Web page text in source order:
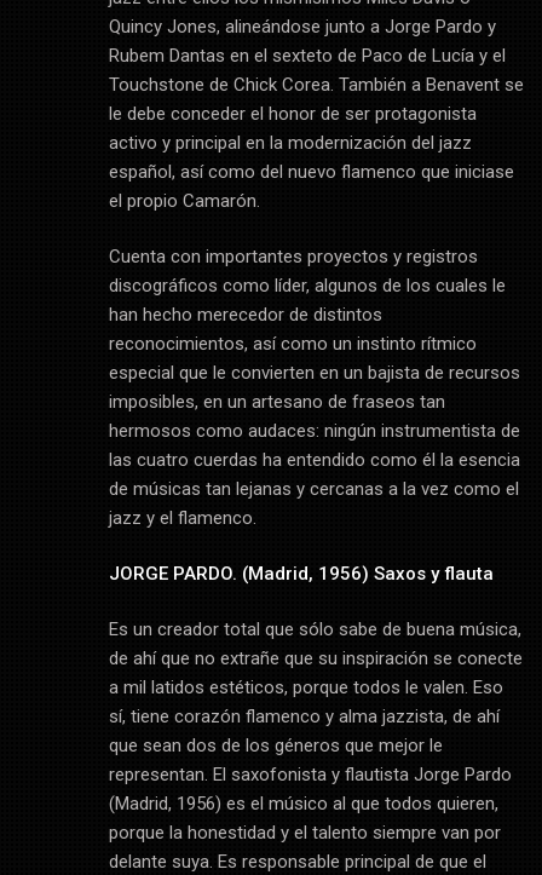
Quincy Jones, alineándose junto a Jorge Pardo y
Rubem Dantas en el sexteto de Paco de Lucía y el
Touchstone de Chick Corea. También a Benavent se
le debe conceder el honor de ser protagonista
activo y principal en la modernización del jazz
español, así como del nuevo flamenco que iniciase
el propio Camarón.
Cuenta con importantes proyectos y registros
discográficos como líder, algunos de los cuales le
han hecho merecedor de distintos
reconocimientos, así como un instinto rítmico
especial que le convierten en un bajista de recursos
imposibles, en un artesano de fraseos tan
hermosos como audaces: ningún instrumentista de
las cuatro cuerdas ha entendido como él la esencia
de músicas tan lejanas y cercanas a la vez como el
jazz y el flamenco.
JORGE PARDO. (Madrid, 1956) Saxos y flauta
Es un creador total que sólo sabe de buena música,
de ahí que no extrañe que su inspiración se conecte
a mil latidos estéticos, porque todos le valen. Eso
sí, tiene corazón flamenco y alma jazzista, de ahí
que sean dos de los géneros que mejor le
representan. El saxofonista y flautista Jorge Pardo
(Madrid, 1956) es el músico al que todos quieren,
porque la honestidad y el talento siempre van por
delante suya. Es responsable principal de que el